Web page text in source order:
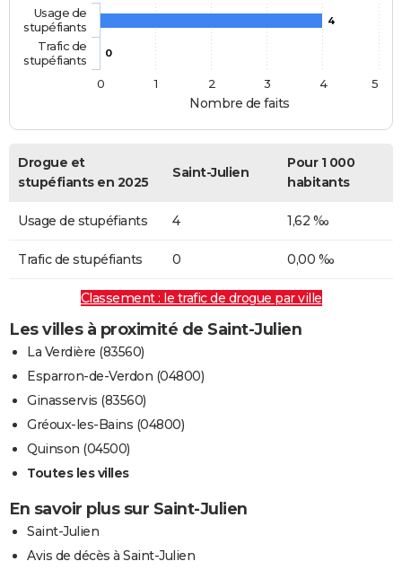
Nombre de faits
4
0
Usage de
stupéfiants
Trafic de
stupéfiants
0
1 2 3 4 5
Drogue et
stupéfiants en 2025
Saint-Julien
Pour 1 000
habitants
Usage de stupéfiants 4 1,62 ‰
Trafic de stupéfiants 0 0,00 ‰
Classement : le trafic de drogue par ville
Les villes à proximité de Saint-Julien
La Verdière (83560)
Esparron-de-Verdon (04800)
Ginasservis (83560)
Gréoux-les-Bains (04800)
Quinson (04500)
Toutes les villes
En savoir plus sur Saint-Julien
Saint-Julien
Avis de décès à Saint-Julien